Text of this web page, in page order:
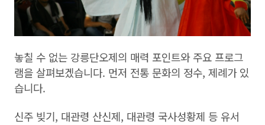
놓칠 수 없는 강릉단오제의 매력 포인트와 주요 프로그
램을 살펴보겠습니다. 먼저 전통 문화의 정수, 제례가 있
습니다.
신주 빚기, 대관령 산신제, 대관령 국사성황제 등 유서